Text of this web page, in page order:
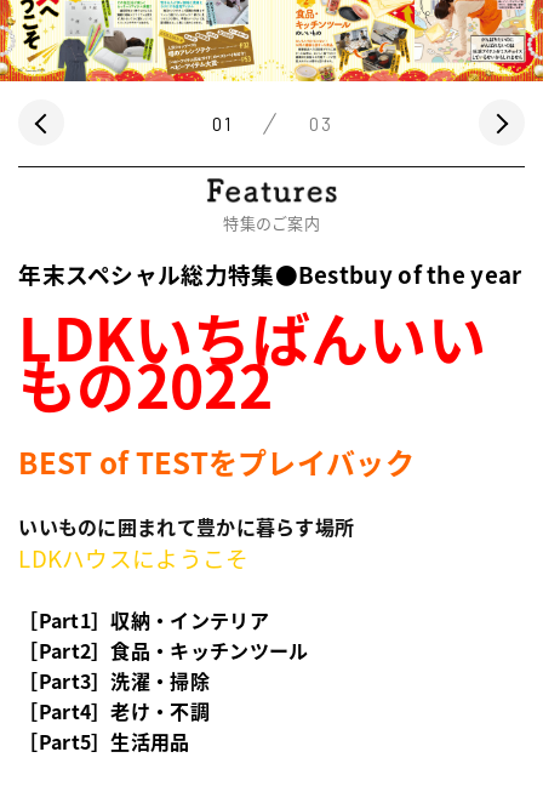
01 03
特集のご案内
年末スペシャル総力特集●Bestbuy of the year
LDKいちばんいい
もの2022
BEST of TESTをプレイバック
いいものに囲まれて豊かに暮らす場所
LDKハウスにようこそ
［Part1］収納・インテリア
［Part2］食品・キッチンツール
［Part3］洗濯・掃除
［Part4］老け・不調
［Part5］生活用品